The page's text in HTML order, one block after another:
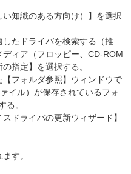
い知識のある方向け）】を選択
したドライバを検索する（推
ィア（フロッピー、CD-ROM
指定】を選択する。
【フォルダ参照】ウィンドウで
イル）が保存されているフォ
る。
ドライバの更新ウィザード】
す。